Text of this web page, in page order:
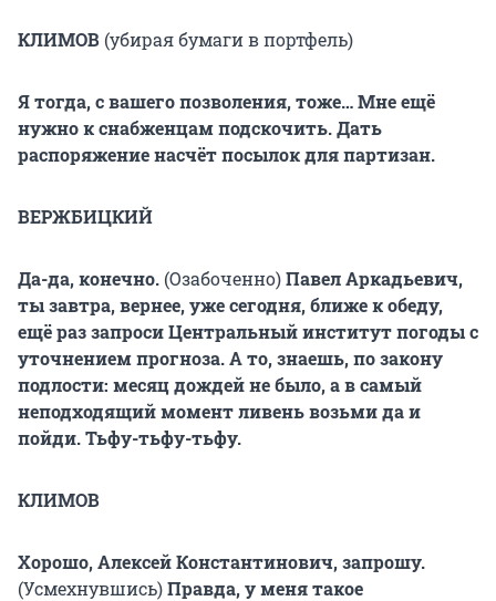
КЛИМОВ (убирая бумаги в портфель)
Я тогда, с вашего позволения, тоже… Мне ещё
нужно к снабженцам подскочить. Дать
распоряжение насчёт посылок для партизан.
ВЕРЖБИЦКИЙ
Да-да, конечно. (Озабоченно)Павел Аркадьевич,
ты завтра, вернее, уже сегодня, ближе к обеду,
ещё раз запроси Центральный институт погоды с
уточнением прогноза. А то, знаешь, по закону
подлости: месяц дождей не было, а в самый
неподходящий момент ливень возьми да и
пойди. Тьфу-тьфу-тьфу.
КЛИМОВ
Хорошо, Алексей Константинович, запрошу.
(Усмехнувшись)Правда, у меня такое